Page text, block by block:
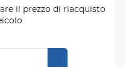
il prezzo di riacquisto